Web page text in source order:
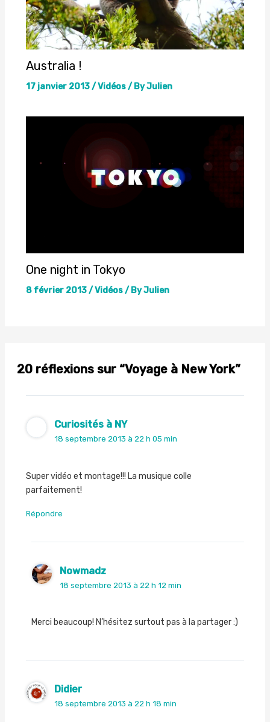
Australia !
17 janvier 2013/Vidéos/ ByJulien
One night in Tokyo
8 février 2013/Vidéos/ ByJulien
20 réflexions sur “Voyage à New York”
Curiosités à NY
18 septembre 2013 à 22 h 05 min
Super vidéo et montage!!! La musique colle
parfaitement!
Répondre
Nowmadz
18 septembre 2013 à 22 h 12 min
Merci beaucoup! N’hésitez surtout pas à la partager :)
Didier
18 septembre 2013 à 22 h 18 min